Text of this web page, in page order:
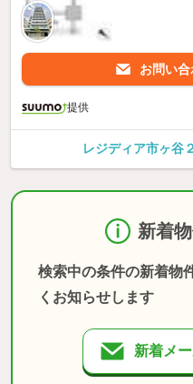
お問い
提供
レジディア市ヶ谷
新着
検索中の条件の新着物
くお知らせします
新着メ